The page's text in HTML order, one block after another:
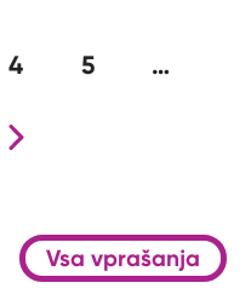
4 5 …
stran
Vsa vprašanja